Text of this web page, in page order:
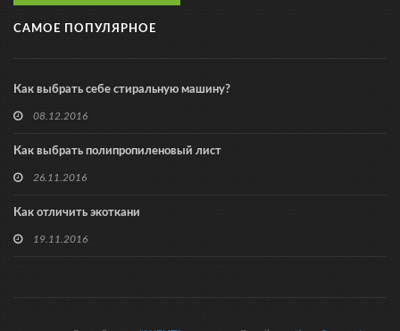
САМОЕ ПОПУЛЯРНОЕ
Как выбрать себе стиральную машину?
08.12.2016
Как выбрать полипропиленовый лист
26.11.2016
Как отличить экоткани
19.11.2016